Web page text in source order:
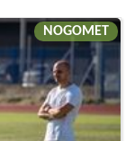
NOGOMET